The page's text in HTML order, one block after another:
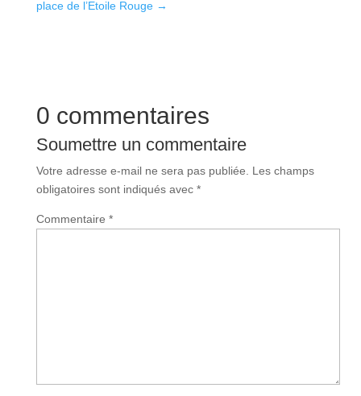
place de l’Etoile Rouge→
0 commentaires
Soumettre un commentaire
Votre adresse e-mail ne sera pas publiée.
Les champs
obligatoires sont indiqués avec *
Commentaire *